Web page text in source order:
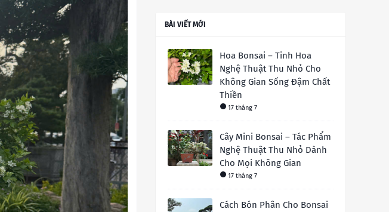
BÀI VIẾT MỚI
Hoa Bonsai – Tinh Hoa
Nghệ Thuật Thu Nhỏ Cho
Không Gian Sống Đậm Chất
Thiền
17 tháng 7
Cây Mini Bonsai – Tác Phẩm
Nghệ Thuật Thu Nhỏ Dành
Cho Mọi Không Gian
17 tháng 7
Cách Bón Phân Cho Bonsai